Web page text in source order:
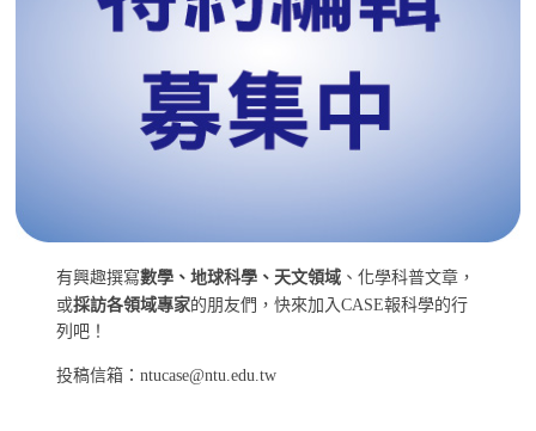
有興趣撰寫數學、地球科學、天文領域 、化學科普文章，
或採訪各領域專家的朋友們，快來加入CASE報科學的行
列吧！
投稿信箱：ntucase@ntu.edu.tw